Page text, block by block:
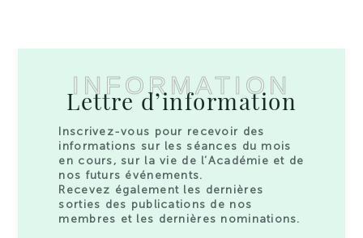
INFORMATION
Lettre d’information
Inscrivez-vous pour recevoir des
informations sur les séances du mois
en cours, sur la vie de l’Académie et de
nos futurs événements.
Recevez également les dernières
sorties des publications de nos
membres et les dernières nominations.